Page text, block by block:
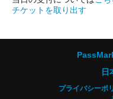
チケットを取り出す
日
プライバシーポ